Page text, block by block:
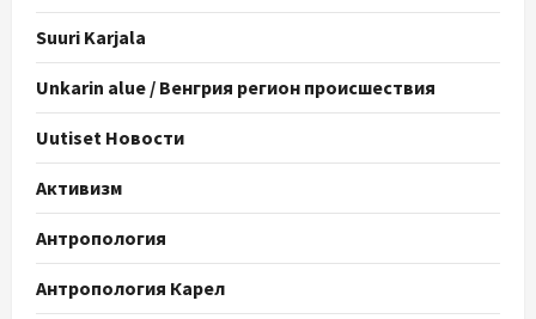
Suuri Karjala
Unkarin alue / Венгрия регион происшествия
Uutiset Новости
Активизм
Антропология
Антропология Карел